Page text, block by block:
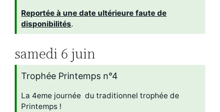
Reportée à une date ultérieure faute de
disponibilités.
samedi 6 juin
Trophée Printemps n°4
La 4eme journée du traditionnel trophée de
Printemps !